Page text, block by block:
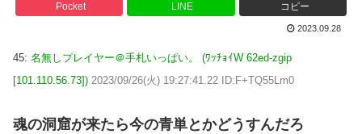
Pocket LINE コピー
2023.09.28
45: 名無しプレイヤー＠手札いっぱい。 (ﾜｯﾁｮｲW 62ed-zgip
[101.110.56.73]) 2023/09/26(火) 19:27:41.22 ID:F+TQ55Lm0
魂の洞窟が来たら今の青単とかどうすんだろ